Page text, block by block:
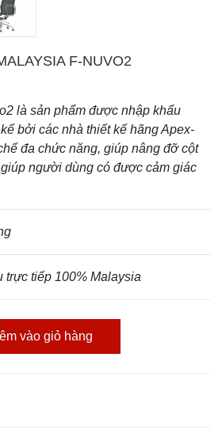
F-NUVO2
là sản phẩm được nhập khẩu
bởi các nhà thiết kế hãng Apex-
đa chức năng, giúp nâng đỡ cột
người dùng có được cảm giác
trực tiếp 100% Malaysia
vào giỏ hàng